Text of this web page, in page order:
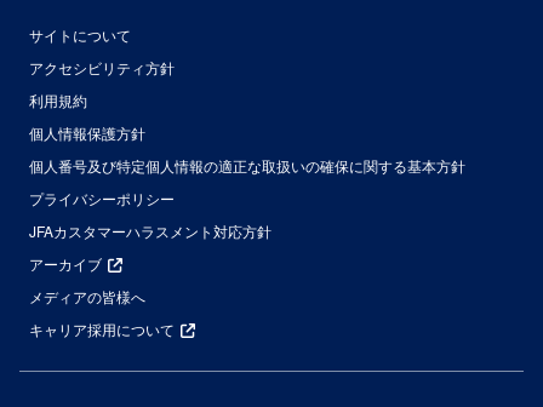
サイトについて
アクセシビリティ方針
利用規約
個人情報保護方針
個人番号及び特定個人情報の適正な取扱いの確保に関する基本方針
プライバシーポリシー
JFAカスタマーハラスメント対応方針
アーカイブ
メディアの皆様へ
キャリア採用について